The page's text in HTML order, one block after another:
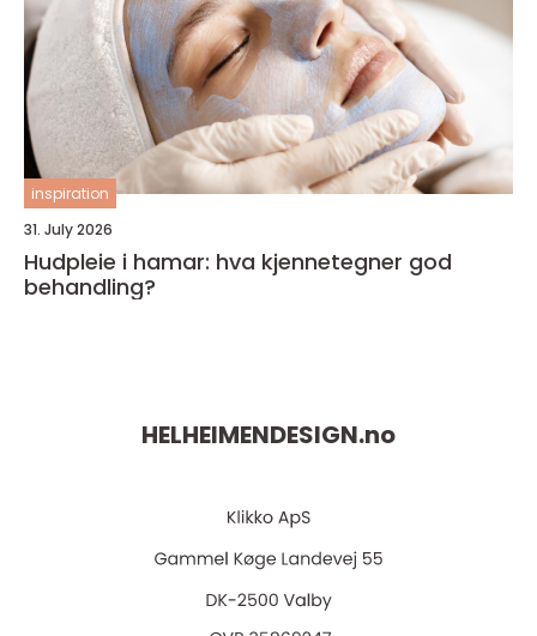
inspiration
31. July 2026
Hudpleie i hamar: hva kjennetegner god
behandling?
HELHEIMENDESIGN.no